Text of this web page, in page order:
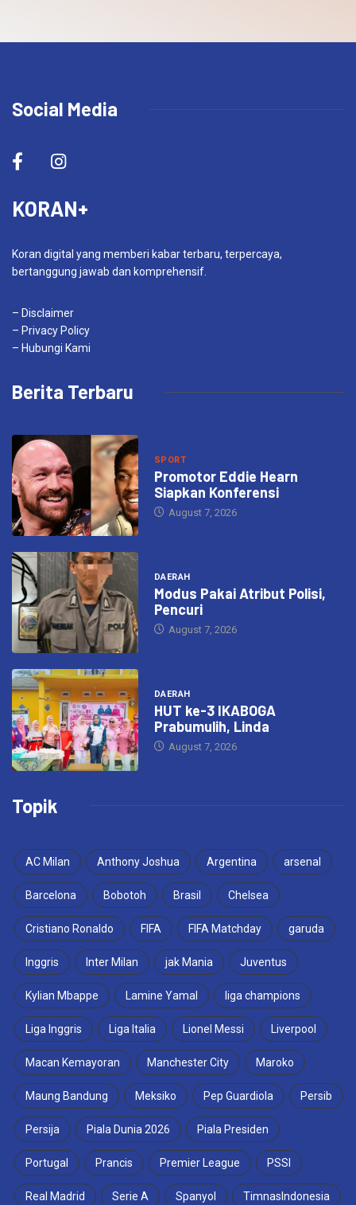
Social Media
KORAN+
Koran digital yang memberi kabar terbaru, terpercaya,
bertanggung jawab dan komprehensif.
– Disclaimer
– Privacy Policy
– Hubungi Kami
Berita Terbaru
SPORT
Promotor Eddie Hearn
Siapkan Konferensi
August 7, 2026
DAERAH
Modus Pakai Atribut Polisi,
Pencuri
August 7, 2026
DAERAH
HUT ke-3 IKABOGA
Prabumulih, Linda
August 7, 2026
Topik
AC Milan Anthony Joshua Argentina arsenal
Barcelona Bobotoh Brasil Chelsea
Cristiano Ronaldo FIFA FIFA Matchday garuda
Inggris Inter Milan jak Mania Juventus
Kylian Mbappe Lamine Yamal liga champions
Liga Inggris Liga Italia Lionel Messi Liverpool
Macan Kemayoran Manchester City Maroko
Maung Bandung Meksiko Pep Guardiola Persib
Persija Piala Dunia 2026 Piala Presiden
Portugal Prancis Premier League PSSI
Real Madrid Serie A Spanyol TimnasIndonesia